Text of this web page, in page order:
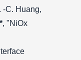
-C. Huang,
, "NiOx